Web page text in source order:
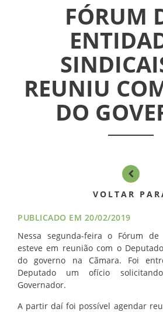
CONVÊNIOS
INFORMATIVOS
ASSEMBLÉIAS
NOTÍCIAS
AROEIRA
CONTATO
FÓRUM
REUNIU
DO
VOLTAR
PUBLICADO EM 20/02/2019
Nessa segunda-feira o Fórum de
esteve em reunião com o
do governo na Cãmara. Foi
Deputado um ofício
Governador.
A partir daí foi possível agendar